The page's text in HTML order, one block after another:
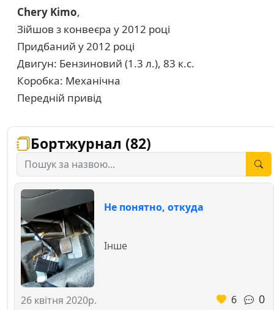
Chery Kimo,
Зійшов з конвеєра у 2012 році
Придбаний у 2012 році
Двигун: Бензиновий (1.3 л.), 83 к.с.
Коробка: Механічна
Передній привід
Бортжурнал (82)
Не понятно, откуда
26 квітня 2020р.
Інше
6 0